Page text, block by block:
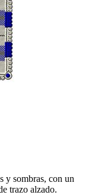
y sombras, con un
trazo alzado.